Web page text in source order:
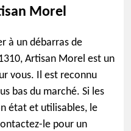
Morel
à un débarras de
Artisan Morel est un
vous. Il est reconnu
bas du marché. Si les
état et utilisables, le
le pour un